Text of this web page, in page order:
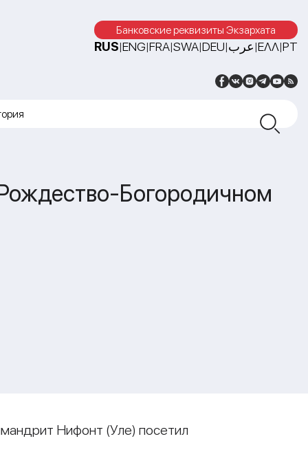
Банковские реквизиты Экзархата
RUS|ENG|FRA|SWA|DEU|عرب|ΕΛΛ|PT
Богородичном
Нифонт (Уле) посетил